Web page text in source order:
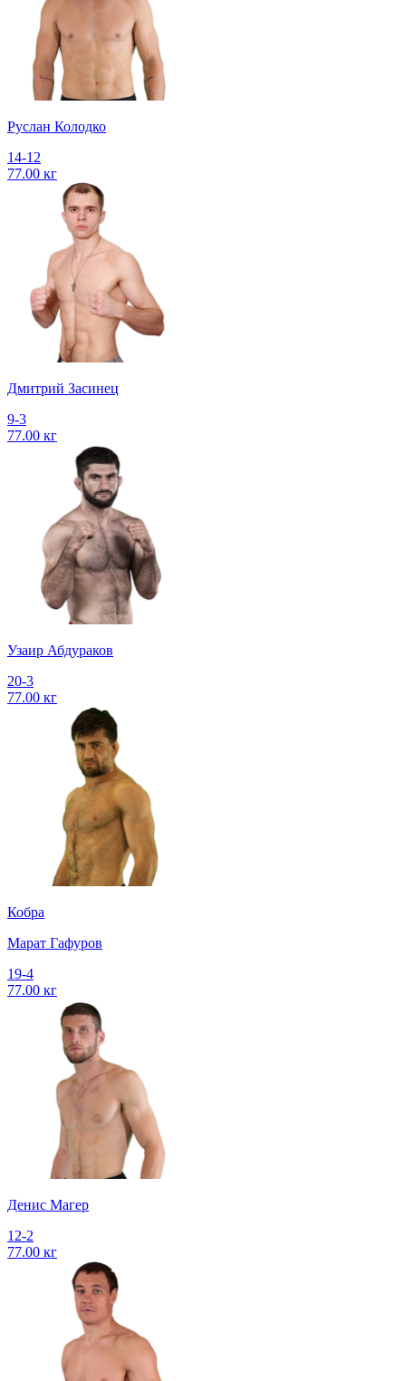
Руслан Колодко
14-12
77.00 кг
Дмитрий Засинец
9-3
77.00 кг
Узаир Абдураков
20-3
77.00 кг
Кобра
Марат Гафуров
19-4
77.00 кг
Денис Магер
12-2
77.00 кг